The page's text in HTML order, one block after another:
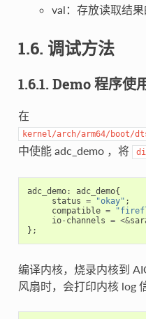
val：存放读取结
1.6. 调试方法
1.6.1. Demo 程序使
在
kernel/arch/arm64/boot/
中使能 adc_demo ，将
adc_demo: adc_demo{
status = "okay" ;
compatible =
io- channels = <&
};
编译内核，烧录内核到
风扇时，会打印内核 log